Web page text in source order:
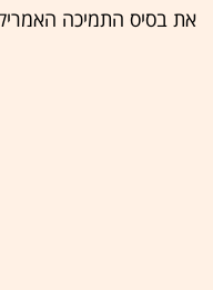
את בסיס התמיכה